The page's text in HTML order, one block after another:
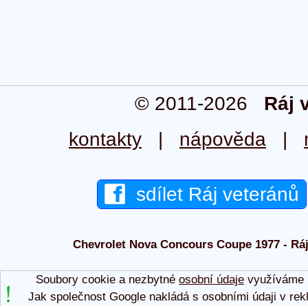
© 2011-2026 Ráj
kontakty | nápověda |
sdílet Ráj veteránů
Chevrolet Nova Concours Coupe 1977 -
Soubory cookie a nezbytné osobní údajevyužíváme
Jak společnost Google nakládá s osobními údaji v